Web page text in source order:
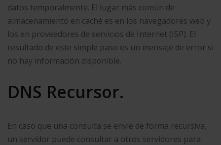
datos temporalmente. El lugar más común de
almacenamiento en caché es en los navegadores web y
los en proveedores de servicios de Internet (ISP). El
resultado de este simple paso es un mensaje de error si
no hay información disponible.
DNS Recursor.
En caso que una consulta se envíe de forma recursiva,
un servidor puede consultar a otros servidores para